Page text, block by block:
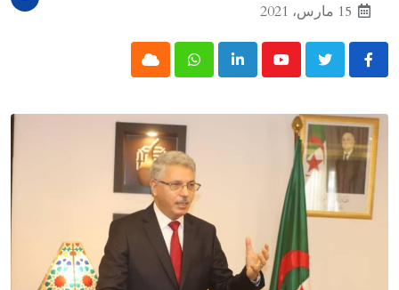
15 مارس، 2021
Youtube
LinkedIn
Whatsapp
Cloud